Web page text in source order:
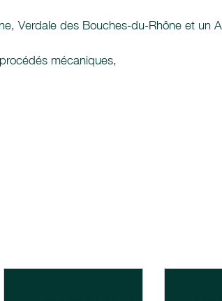
Verdale des Bouches-du-Rhône et un
mécaniques,